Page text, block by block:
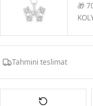
🎁
Tahmini teslimat